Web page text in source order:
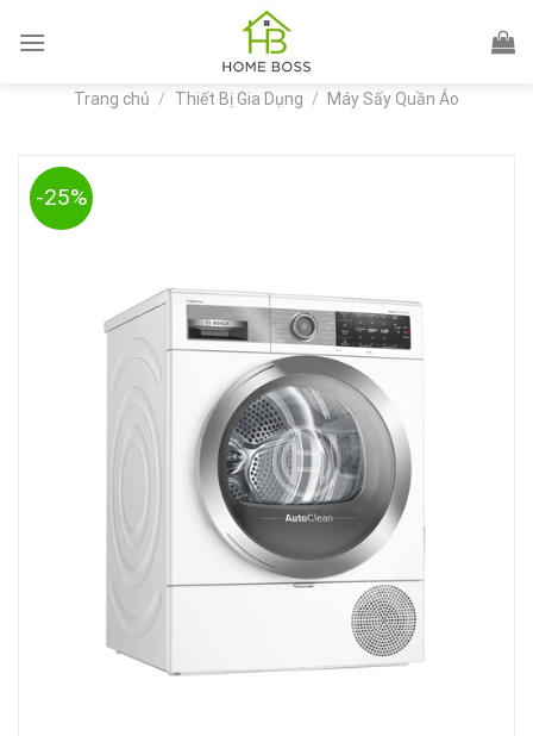
Trang chủ / Thiết Bị Gia Dụng / Máy Sấy Quần Áo
-25%